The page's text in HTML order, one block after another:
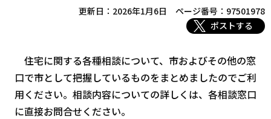
更新日：2026年1月6日
ページ番号：97501978
ポストする
住宅に関する各種相談について、市およびその他の窓
口で市として把握しているものをまとめましたのでご利
用ください。相談内容についての詳しくは、各相談窓口
に直接お問合せください。